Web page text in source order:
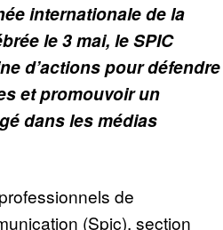
internationale de la
le 3 mai, le SPIC
d’actions pour défendre
et promouvoir un
dans les médias
de
(Spic), section